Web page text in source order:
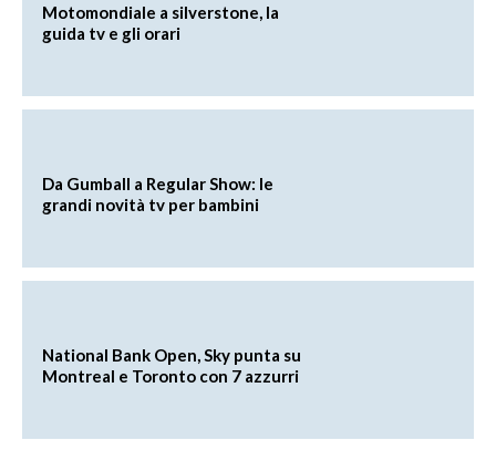
Motomondiale a silverstone, la
guida tv e gli orari
Da Gumball a Regular Show: le
grandi novità tv per bambini
National Bank Open, Sky punta su
Montreal e Toronto con 7 azzurri